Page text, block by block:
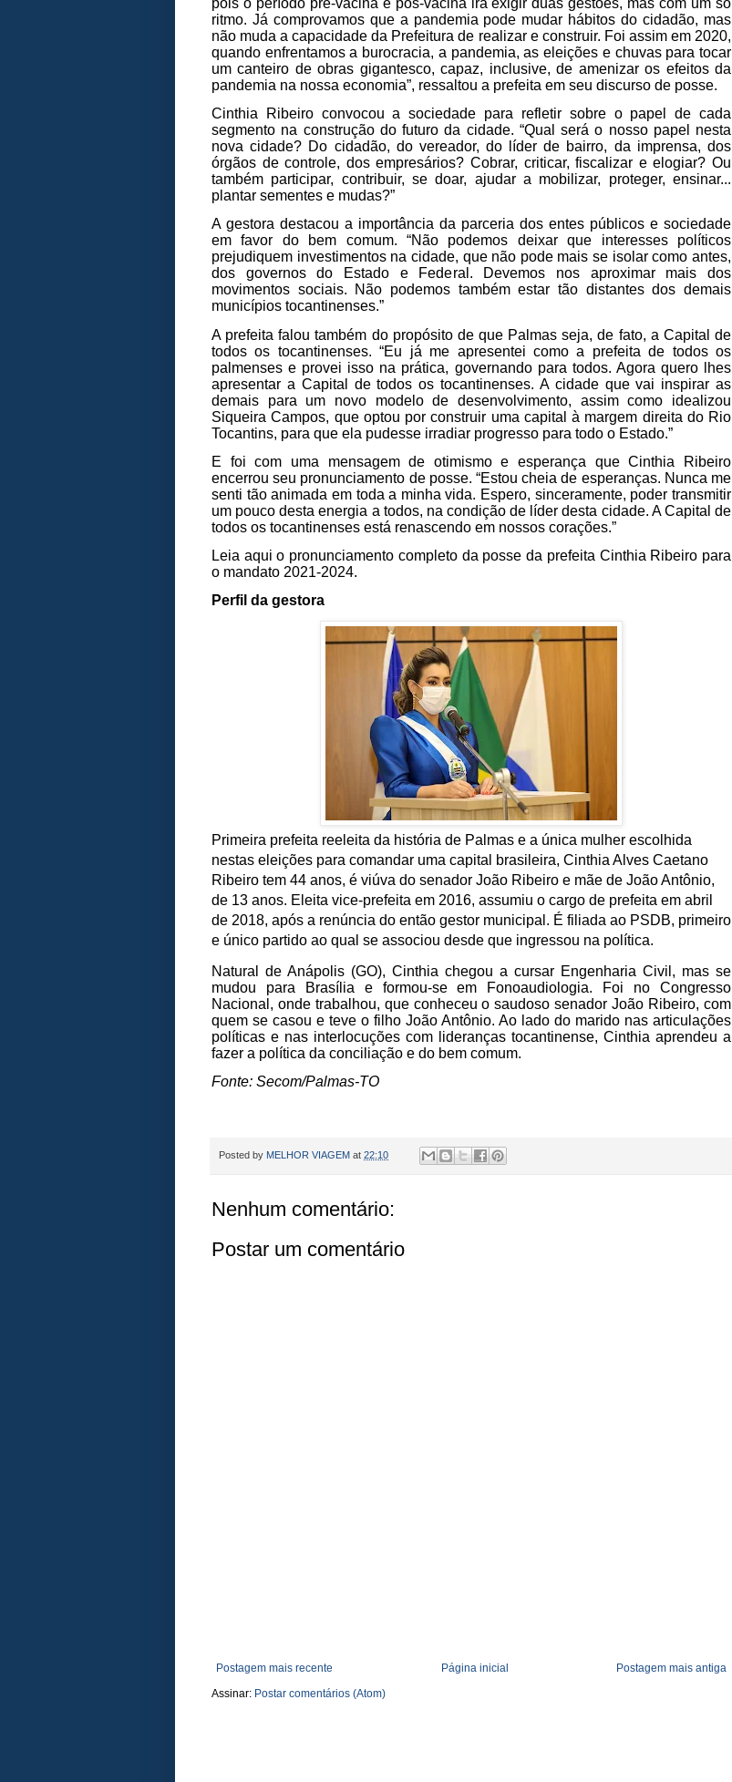
pois o período pré-vacina e pós-vacina irá exigir duas gestões, mas com um só
ritmo. Já comprovamos que a pandemia pode mudar hábitos do cidadão, mas
não muda a capacidade da Prefeitura de realizar e construir. Foi assim em 2020,
quando enfrentamos a burocracia, a pandemia, as eleições e chuvas para tocar
um canteiro de obras gigantesco, capaz, inclusive, de amenizar os efeitos da
pandemia na nossa economia”, ressaltou a prefeita em seu discurso de posse.
Cinthia Ribeiro convocou a sociedade para refletir sobre o papel de cada
segmento na construção do futuro da cidade. “Qual será o nosso papel nesta
nova cidade? Do cidadão, do vereador, do líder de bairro, da imprensa, dos
órgãos de controle, dos empresários? Cobrar, criticar, fiscalizar e elogiar? Ou
também participar, contribuir, se doar, ajudar a mobilizar, proteger, ensinar...
plantar sementes e mudas?”
A gestora destacou a importância da parceria dos entes públicos e sociedade
em favor do bem comum. “Não podemos deixar que interesses políticos
prejudiquem investimentos na cidade, que não pode mais se isolar como antes,
dos governos do Estado e Federal. Devemos nos aproximar mais dos
movimentos sociais. Não podemos também estar tão distantes dos demais
municípios tocantinenses.”
A prefeita falou também do propósito de que Palmas seja, de fato, a Capital de
todos os tocantinenses. “Eu já me apresentei como a prefeita de todos os
palmenses e provei isso na prática, governando para todos. Agora quero lhes
apresentar a Capital de todos os tocantinenses. A cidade que vai inspirar as
demais para um novo modelo de desenvolvimento, assim como idealizou
Siqueira Campos, que optou por construir uma capital à margem direita do Rio
Tocantins, para que ela pudesse irradiar progresso para todo o Estado.”
E foi com uma mensagem de otimismo e esperança que Cinthia Ribeiro
encerrou seu pronunciamento de posse. “Estou cheia de esperanças. Nunca me
senti tão animada em toda a minha vida. Espero, sinceramente, poder transmitir
um pouco desta energia a todos, na condição de líder desta cidade. A Capital de
todos os tocantinenses está renascendo em nossos corações.”
Leia aqui o pronunciamento completo da posse da prefeita Cinthia Ribeiro para
o mandato 2021-2024.
Perfil da gestora
Primeira prefeita reeleita da história de Palmas e a única mulher escolhida
nestas eleições para comandar uma capital brasileira, Cinthia Alves Caetano
Ribeiro tem 44 anos, é viúva do senador João Ribeiro e mãe de João Antônio,
de 13 anos. Eleita vice-prefeita em 2016, assumiu o cargo de prefeita em abril
de 2018, após a renúncia do então gestor municipal. É filiada ao PSDB, primeiro
e único partido ao qual se associou desde que ingressou na política.
Natural de Anápolis (GO), Cinthia chegou a cursar Engenharia Civil, mas se
mudou para Brasília e formou-se em Fonoaudiologia. Foi no Congresso
Nacional, onde trabalhou, que conheceu o saudoso senador João Ribeiro, com
quem se casou e teve o filho João Antônio. Ao lado do marido nas articulações
políticas e nas interlocuções com lideranças tocantinense, Cinthia aprendeu a
fazer a política da conciliação e do bem comum.
Fonte: Secom/Palmas-TO
Posted by MELHOR VIAGEM at 22:10
Nenhum comentário:
Postar um comentário
Postagem mais recente Postagem mais antiga
Página inicial
Assinar: Postar comentários (Atom)